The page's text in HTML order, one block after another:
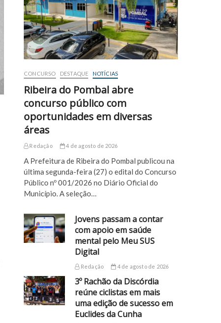
CONCURSO DESTAQUE NOTÍCIAS
Ribeira do Pombal abre
concurso público com
oportunidades em diversas
áreas
Redação 4 de agosto de 2026
A Prefeitura de Ribeira do Pombal publicou na
última segunda-feira (27) o edital do Concurso
Público nº 001/2026 no Diário Oficial do
Município. A seleção…
Jovens passam a contar
com apoio em saúde
mental pelo Meu SUS
Digital
Redação 4 de agosto de 2026
3º Rachão da Discórdia
reúne ciclistas em mais
uma edição de sucesso em
Euclides da Cunha